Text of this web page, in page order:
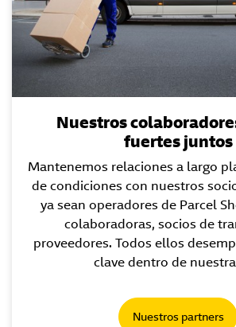
Nuestros
fuertes juntos
Mantenemos relaciones a largo
de condiciones con nuestros
ya sean operadores de Parcel
colaboradoras, socios de
proveedores. Todos ellos
clave dentro de
Nuestros partners